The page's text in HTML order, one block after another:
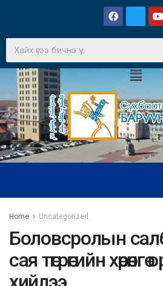
Home Uncategorized
Боловсролын
сая төгрөгийн